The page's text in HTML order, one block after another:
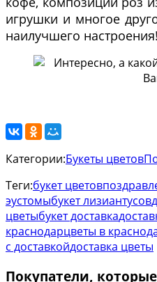
игрушки и многое
наилучшего настроения!
Категории:Букеты цветов
Теги:букет цветов
эустомыбукет лизиантусов
цветыбукет доставка
краснодарцветы в
с доставкойдоставка цветы
Покупатели,